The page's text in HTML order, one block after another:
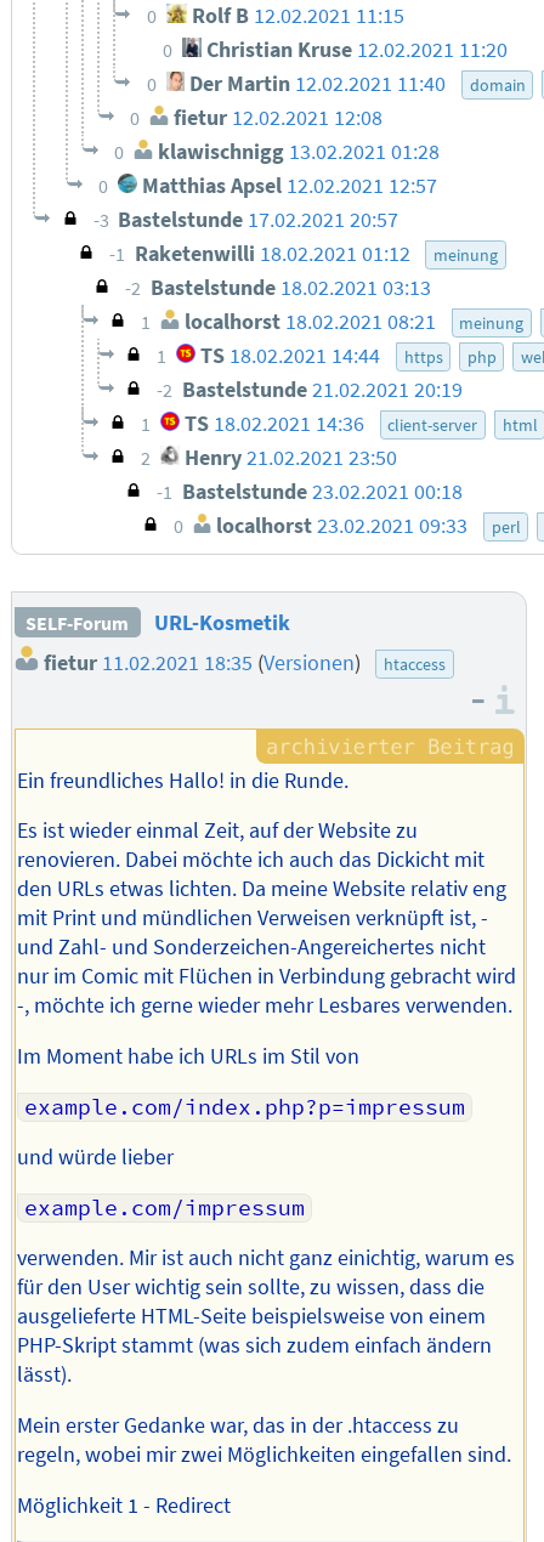
0 Rolf B 12.02.2021 11:15
0 Christian Kruse 12.02.2021 11:20
0 Der Martin 12.02.2021 11:40 domain
0 fietur 12.02.2021 12:08
0 klawischnigg 13.02.2021 01:28
0 Matthias Apsel 12.02.2021 12:57
-3 Bastelstunde 17.02.2021 20:57
-1 Raketenwilli 18.02.2021 01:12 meinung
-2 Bastelstunde 18.02.2021 03:13
1 localhorst 18.02.2021 08:21 meinung
1 TS 18.02.2021 14:44 https php
-2 Bastelstunde21.02.2021 20:19
1 TS 18.02.2021 14:36 client-server html
2 Henry21.02.2021 23:50
-1 Bastelstunde23.02.2021 00:18
0 localhorst23.02.2021 09:33 perl
SELF-Forum
URL-Kosmetik
fietur 11.02.2021 18:35 (Versionen) htaccess
–
Ein freundliches Hallo! in die Runde.
Es ist wieder einmal Zeit, auf der Website zu
renovieren. Dabei möchte ich auch das Dickicht mit
den URLs etwas lichten. Da meine Website relativ eng
mit Print und mündlichen Verweisen verknüpft ist, -
und Zahl- und Sonderzeichen-Angereichertes nicht
nur im Comic mit Flüchen in Verbindung gebracht wird
-, möchte ich gerne wieder mehr Lesbares verwenden.
Im Moment habe ich URLs im Stil von
example.com/index.php?p=impressum
und würde lieber
example.com/impressum
verwenden. Mir ist auch nicht ganz einichtig, warum es
für den User wichtig sein sollte, zu wissen, dass die
ausgelieferte HTML-Seite beispielsweise von einem
PHP-Skript stammt (was sich zudem einfach ändern
lässt).
Mein erster Gedanke war, das in der .htaccess zu
regeln, wobei mir zwei Möglichkeiten eingefallen sind.
Möglichkeit 1 - Redirect